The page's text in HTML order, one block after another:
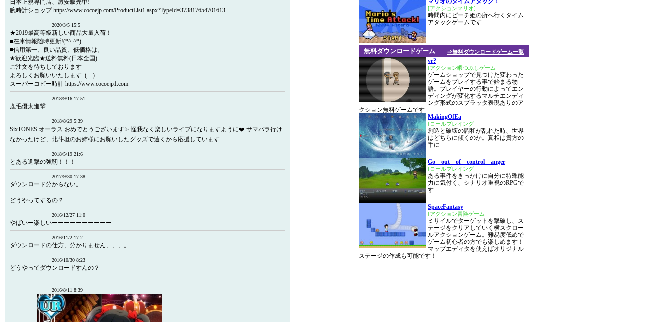
日本正規専門店、激安販売中!
腕時計ショップ https://www.cocoejp.com/ProductList1.aspx?TypeId=373817654701613
2020/3/5 15:5
★2019最高等級新しい商品大量入荷！
■在庫情報随時更新!(*^-^*)
■信用第一、良い品質、低価格は。
★歓迎光臨★送料無料(日本全国)
ご注文を待ちしております
よろしくお願いいたします_(._.)_
スーパーコピー時計 https://www.cocoejp1.com
2018/9/16 17:51
鹿毛優太進撃
2018/8/29 5:39
SixTONES オーラス おめでとうございます✨ 怪我なく楽しいライブになりますように❤️ サマパラ行け
なかったけど、北斗坦のお姉様にお願いしたグッズで遠くから応援しています
2018/5/19 21:6
とある進撃の強靭！！！
2017/9/30 17:38
ダウンロード分からない。
どうやってするの？
2016/12/27 11:0
やばいー楽しいーーーーーーーーーー
2016/11/2 17:2
ダウンロードの仕方、分かりません、、、。
2016/10/30 8:23
どうやってダウンロードすんの？
2016/8/11 8:39
マリオのタイムアタック！
[アクションマリオ]
時間内にピーチ姫の所へ行くタイム
アタックゲームです
⇒無料ダウンロードゲーム一覧
無料ダウンロードゲーム
vr?
[アクション暇つぶしゲーム]
ゲームショップで見つけた変わった
ゲームをプレイする事で始まる物
語。プレイヤーの行動によってエン
ディングが変化するマルチエンディ
ング形式のスプラッタ表現ありのア
クション無料ゲームです
MakingOfEa
[ロールプレイング]
創造と破壊の調和が乱れた時、世界
はどちらに傾くのか。真相は貴方の
手に
Go out of control anger
[ロールプレイング]
ある事件をきっかけに自分に特殊能
力に気付く、シナリオ重視のRPGで
す
SpaceFantasy
[アクション冒険ゲーム]
ミサイルでターゲットを撃破し、ス
テージをクリアしていく横スクロー
ルアクションゲーム。難易度低めで
ゲーム初心者の方でも楽しめます！
マップエディタを使えばオリジナル
ステージの作成も可能です！